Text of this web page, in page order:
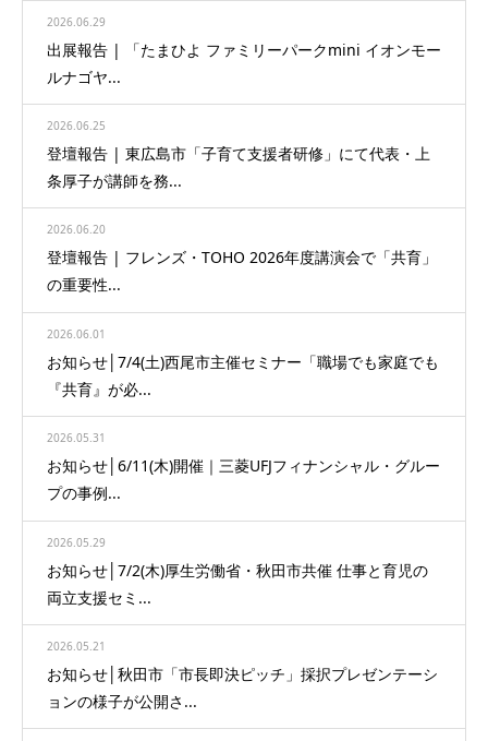
2026.06.29
出展報告 | 「たまひよ ファミリーパークmini イオンモー
ルナゴヤ...
2026.06.25
登壇報告 | 東広島市「子育て支援者研修」にて代表・上
条厚子が講師を務...
2026.06.20
登壇報告 | フレンズ・TOHO 2026年度講演会で「共育」
の重要性...
2026.06.01
お知らせ│7/4(土)西尾市主催セミナー「職場でも家庭でも
『共育』が必...
2026.05.31
お知らせ│6/11(木)開催｜三菱UFJフィナンシャル・グルー
プの事例...
2026.05.29
お知らせ│7/2(木)厚生労働省・秋田市共催 仕事と育児の
両立支援セミ...
2026.05.21
お知らせ│秋田市「市長即決ピッチ」採択プレゼンテーシ
ョンの様子が公開さ...